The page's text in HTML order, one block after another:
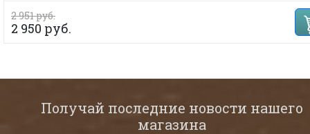
2 951 руб.
2 950 руб.
Получай последние новости нашего
магазина